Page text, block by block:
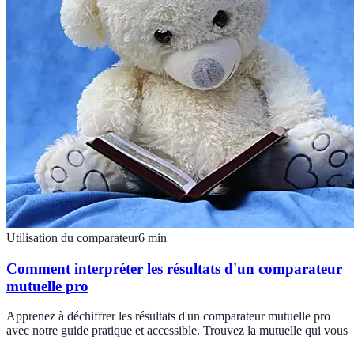
Utilisation du comparateur6 min
Comment interpréter les résultats d'un comparateur
mutuelle pro
Apprenez à déchiffrer les résultats d'un comparateur mutuelle pro
avec notre guide pratique et accessible. Trouvez la mutuelle qui vous